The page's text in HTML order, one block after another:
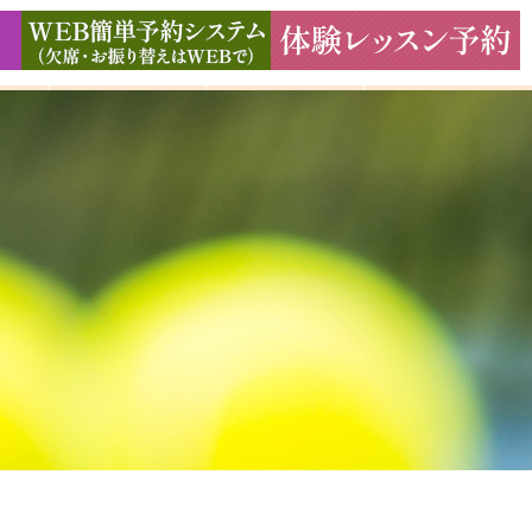
ギャラリー アクセス よくある質問